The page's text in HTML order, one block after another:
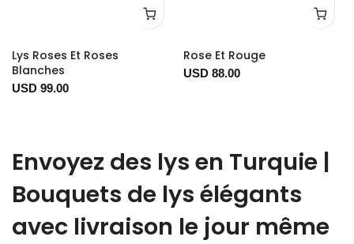
Lys Roses Et Roses
Blanches
USD 99.00
Rose Et Rouge
USD 88.00
Envoyez des lys en Turquie |
Bouquets de lys élégants
avec livraison le jour même